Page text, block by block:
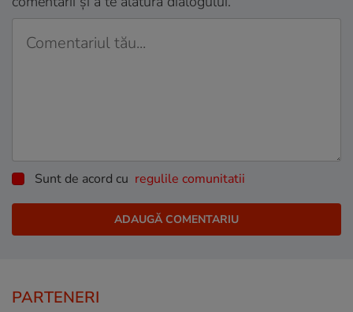
Sunt de acord cu regulile comunitatii
PARTENERI